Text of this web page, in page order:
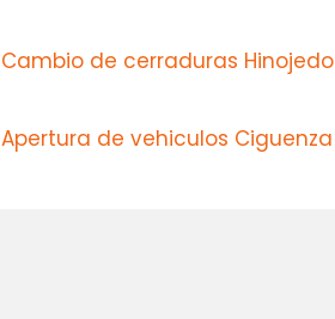
Cambio de cerraduras Hinojedo
Apertura de vehiculos Ciguenza